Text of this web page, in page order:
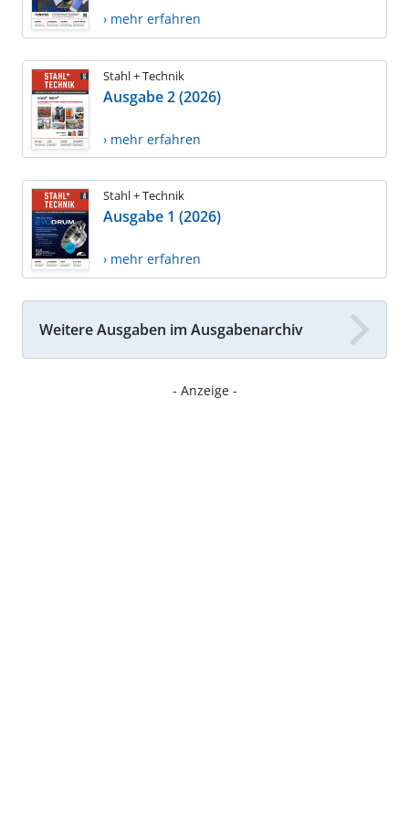
› mehr erfahren
Stahl + Technik
Ausgabe 2 (2026)
› mehr erfahren
Stahl + Technik
Ausgabe 1 (2026)
› mehr erfahren
Weitere Ausgaben im Ausgabenarchiv
- Anzeige -